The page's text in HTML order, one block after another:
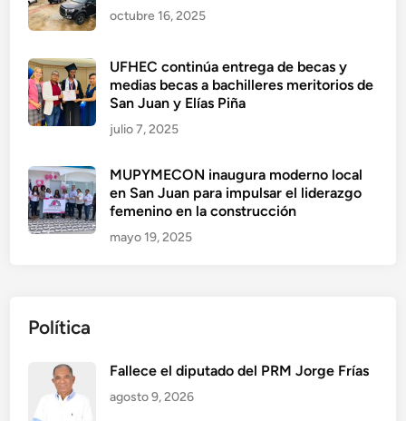
octubre 16, 2025
UFHEC continúa entrega de becas y
medias becas a bachilleres meritorios de
San Juan y Elías Piña
julio 7, 2025
MUPYMECON inaugura moderno local
en San Juan para impulsar el liderazgo
femenino en la construcción
mayo 19, 2025
Política
Fallece el diputado del PRM Jorge Frías
agosto 9, 2026